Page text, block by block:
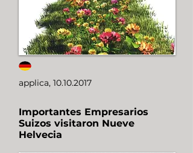
applica, 10.10.2017
Importantes Empresarios
Suizos visitaron Nueve
Helvecia